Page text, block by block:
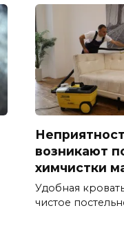
возникают
химчистки
Удобная
чистое